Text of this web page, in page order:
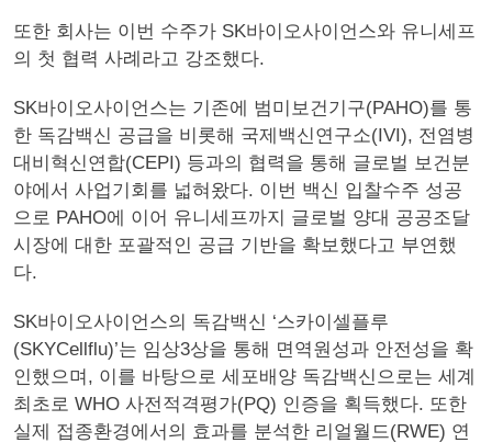
또한 회사는 이번 수주가 SK바이오사이언스와 유니세프
의 첫 협력 사례라고 강조했다.
SK바이오사이언스는 기존에 범미보건기구(PAHO)를 통
한 독감백신 공급을 비롯해 국제백신연구소(IVI), 전염병
대비혁신연합(CEPI) 등과의 협력을 통해 글로벌 보건분
야에서 사업기회를 넓혀왔다. 이번 백신 입찰수주 성공
으로 PAHO에 이어 유니세프까지 글로벌 양대 공공조달
시장에 대한 포괄적인 공급 기반을 확보했다고 부연했
다.
SK바이오사이언스의 독감백신 ‘스카이셀플루
(SKYCellflu)’는 임상3상을 통해 면역원성과 안전성을 확
인했으며, 이를 바탕으로 세포배양 독감백신으로는 세계
최초로 WHO 사전적격평가(PQ) 인증을 획득했다. 또한
실제 접종환경에서의 효과를 분석한 리얼월드(RWE) 연